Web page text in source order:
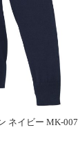
ネイビー MK-007